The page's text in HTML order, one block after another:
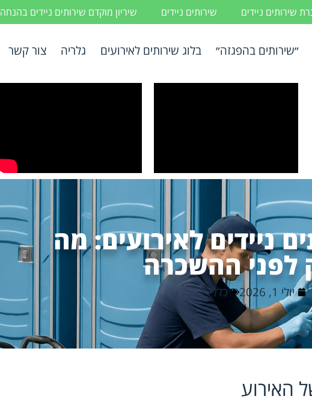
שירותים ניידים שירותים ניידים שיריון מוקדם שירותים ניידים בהנחה
״שירותים בהפגזה״ בלוג שירותים לאירועים גלריה צור קשר
ניידים לאירועים: מה
לפני ההשכרה
יולי 1, 2026 כללי
האירוע